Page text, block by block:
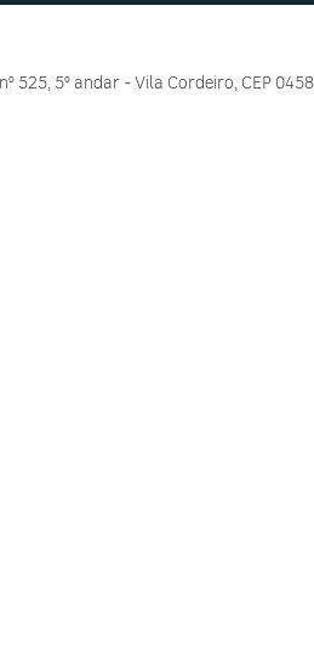
525, 5º andar - Vila Cordeiro, CEP